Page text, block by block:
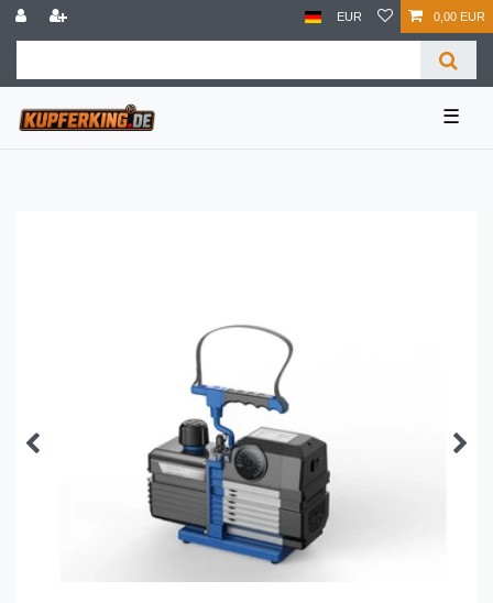
EUR 0,00 EUR
☰